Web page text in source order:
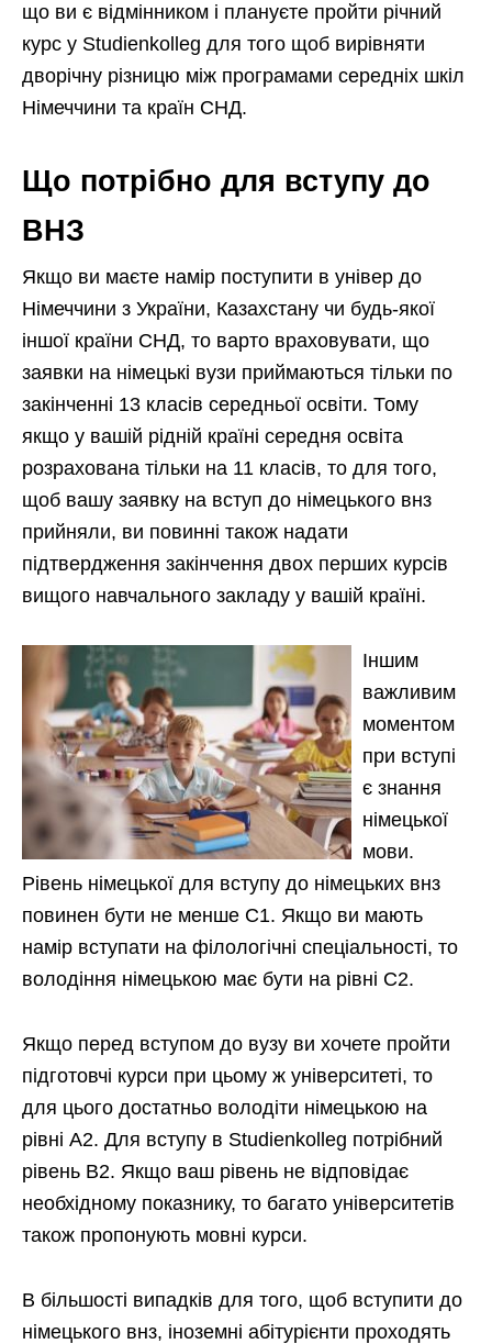
що ви є відмінником і плануєте пройти річний
курс у Studienkolleg для того щоб вирівняти
дворічну різницю між програмами середніх шкіл
Німеччини та країн СНД.
Що потрібно для вступу до
ВНЗ
Якщо ви маєте намір поступити в універ до
Німеччини з України, Казахстану чи будь-якої
іншої країни СНД, то варто враховувати, що
заявки на німецькі вузи приймаються тільки по
закінченні 13 класів середньої освіти. Тому
якщо у вашій рідній країні середня освіта
розрахована тільки на 11 класів, то для того,
щоб вашу заявку на вступ до німецького внз
прийняли, ви повинні також надати
підтвердження закінчення двох перших курсів
вищого навчального закладу у вашій країні.
Іншим
важливим
моментом
при вступі
є знання
німецької
мови.
Рівень німецької для вступу до німецьких внз
повинен бути не менше C1. Якщо ви мають
намір вступати на філологічні спеціальності, то
володіння німецькою має бути на рівні C2.
Якщо перед вступом до вузу ви хочете пройти
підготовчі курси при цьому ж університеті, то
для цього достатньо володіти німецькою на
рівні А2. Для вступу в Studienkolleg потрібний
рівень B2. Якщо ваш рівень не відповідає
необхідному показнику, то багато університетів
також пропонують мовні курси.
В більшості випадків для того, щоб вступити до
німецького внз, іноземні абітурієнти проходять